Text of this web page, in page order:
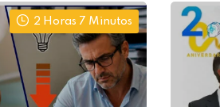
2 Horas 7 Minutos